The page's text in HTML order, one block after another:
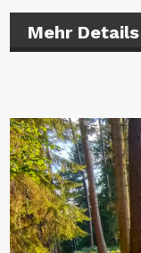
Mehr Details